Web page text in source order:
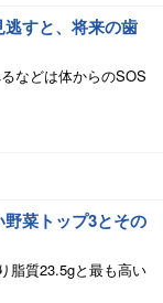
すと、将来の歯
などは体からのSOS
菜トップ3とその
脂質23.5gと最も高い